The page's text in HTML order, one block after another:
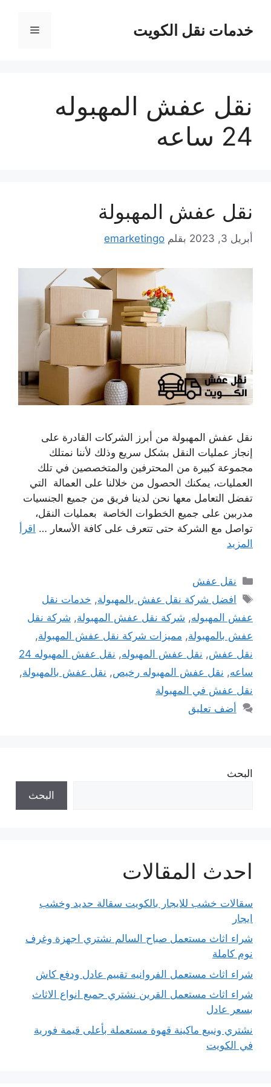
المحتوىخدمات نقل الكويت القائمة
نقل عفش المهبوله
24 ساعه
نقل عفش المهبولة
أبريل 3, 2023 بقلم emarketingo
نقل عفش المهبولة من أبرز الشركات القادرة على
إنجاز عمليات النقل بشكل سريع وذلك لأننا نمتلك
مجموعة كبيرة من المحترفين والمتخصصين في تلك
العمليات، يمكنك الحصول من خلالنا على العمالة التي
تفضل التعامل معها نحن لدينا فريق من جميع الجنسيات
مدربين على جميع الخطوات الخاصة بعمليات النقل،
تواصل مع الشركة حتى تتعرف على كافة الأسعار … اقرأ
المزيد
التصنيفات
نقل عفش
الوسوم
افضل شركة نقل عفش بالمهبولة, خدمات نقل
عفش المهبوله, شركة نقل عفش المهبولة, شركة نقل
عفش بالمهبولة, مميزات شركة نقل عفش المهبولة,
نقل عفش, نقل عفش المهبوله,
نقل عفش المهبوله 24
ساعه, نقل عفش المهبوله رخيص, نقل عفش بالمهبولة,
نقل عفش في المهبولة
أضف تعليق
البحث
البحث
احدث المقالات
سقالات خشب للايجار بالكويت سقالة حديد وخشب
ايجار
شراء اثاث مستعمل صباح السالم نشتري اجهزة وغرف
نوم كاملة
شراء اثاث مستعمل الفروانيه تقييم عادل ودفع كاش
شراء اثاث مستعمل القرين نشتري جميع انواع الاثاث
بسعر عادل
نشتري ونبيع ماكينة قهوة مستعملة بأعلى قيمة فورية
في الكويت